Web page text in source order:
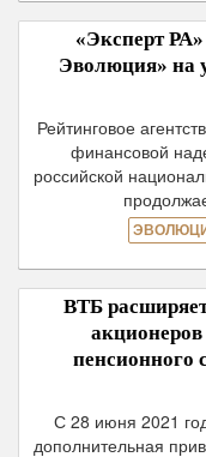
«Эксперт
Эволюция» на
Рейтинговое
финансовой
российской
ВТБ
пенсионного
С 28 июня 2021
дополнительная